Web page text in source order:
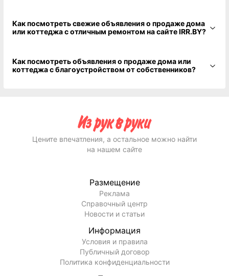
Как посмотреть свежие объявления о продаже дома
или коттеджа с отличным ремонтом на сайте IRR.BY?
Как посмотреть объявления о продаже дома или
коттеджа с благоустройством от собственников?
Цените впечатления, а остальное можно найти
на нашем сайте
Размещение
Реклама
Справочный центр
Новости и статьи
Информация
Условия и правила
Публичный договор
Политика конфиденциальности